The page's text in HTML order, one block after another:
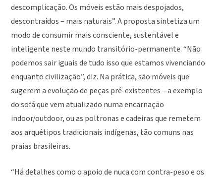
descomplicação. Os móveis estão mais despojados,
descontraídos – mais naturais”. A proposta sintetiza um
modo de consumir mais consciente, sustentável e
inteligente neste mundo transitório-permanente. “Não
podemos sair iguais de tudo isso que estamos vivenciando
enquanto civilização”, diz. Na prática, são móveis que
sugerem a evolução de peças pré-existentes – a exemplo
do sofá que vem atualizado numa encarnação
indoor/outdoor, ou as poltronas e cadeiras que remetem
aos arquétipos tradicionais indígenas, tão comuns nas
praias brasileiras.
“Há detalhes como o apoio de nuca com contra-peso e os